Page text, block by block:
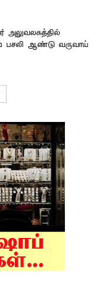
அலுவலகத்தில்
பசலி ஆண்டு வருவாய்